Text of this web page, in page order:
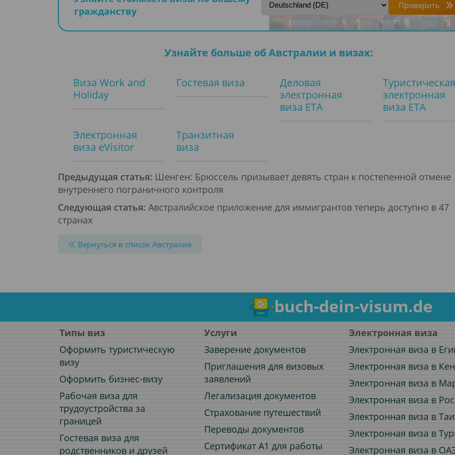
гражданству
Проверить
Узнайте больше об Австралии и визах:
Виза Work and
Holiday
Гостевая виза
Деловая
электронная
виза ETA
Туристическая
электронная
виза ETA
Электронная
виза eVisitor
Транзитная
виза
Предыдущая статья: Шенген: Брюссель призывает девять стран к постепенной отмене
внутреннего пограничного контроля
Следующая статья: Австралийское приложение для иммигрантов теперь доступно в 47
странах
Вернуться в список Австралия
buch-dein-visum.de
Типы виз
Оформить туристическую
визу
Оформить бизнес-визу
Рабочая виза для
трудоустройства за
границей
Гостевая виза для
родственников и друзей
Услуги
Заверение документов
Приглашения для визовых
заявлений
Легализация документов
Страхование путешествий
Переводы документов
Сертификат A1 для работы
Электронная виза
Электронная виза в
Электронная виза в
Электронная виза в
Электронная виза в
Электронная виза в
Электронная виза в
Электронная виза в